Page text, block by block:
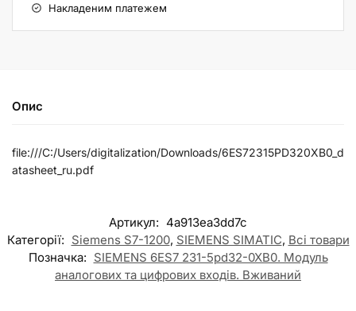
Накладеним платежем
Опис
file:///C:/Users/digitalization/Downloads/6ES72315PD320XB0_d
atasheet_ru.pdf
Артикул: 4a913ea3dd7c
Категорії: Siemens S7-1200, SIEMENS SIMATIC, Всі товари
Позначка: SIEMENS 6ES7 231-5pd32-0XB0. Модуль
аналогових та цифрових входів. Вживаний